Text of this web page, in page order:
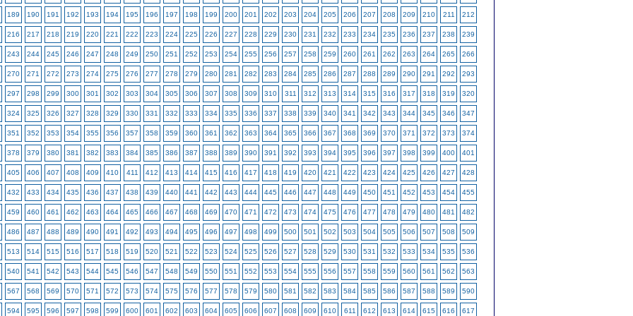
189 190 191 192 193 194 195 196 197 198 199 200 201 202 203 204 205 206 207 208 209 210 211 212
216 217 218 219 220 221 222 223 224 225 226 227 228 229 230 231 232 233 234 235 236 237 238 239
243 244 245 246 247 248 249 250 251 252 253 254 255 256 257 258 259 260 261 262 263 264 265 266
270 271 272 273 274 275 276 277 278 279 280 281 282 283 284 285 286 287 288 289 290 291 292 293
297 298 299 300 301 302 303 304 305 306 307 308 309 310 311 312 313 314 315 316 317 318 319 320
324 325 326 327 328 329 330 331 332 333 334 335 336 337 338 339 340 341 342 343 344 345 346 347
351 352 353 354 355 356 357 358 359 360 361 362 363 364 365 366 367 368 369 370 371 372 373 374
378 379 380 381 382 383 384 385 386 387 388 389 390 391 392 393 394 395 396 397 398 399 400 401
405 406 407 408 409 410 411 412 413 414 415 416 417 418 419 420 421 422 423 424 425 426 427 428
432 433 434 435 436 437 438 439 440 441 442 443 444 445 446 447 448 449 450 451 452 453 454 455
459 460 461 462 463 464 465 466 467 468 469 470 471 472 473 474 475 476 477 478 479 480 481 482
486 487 488 489 490 491 492 493 494 495 496 497 498 499 500 501 502 503 504 505 506 507 508 509
513 514 515 516 517 518 519 520 521 522 523 524 525 526 527 528 529 530 531 532 533 534 535 536
540 541 542 543 544 545 546 547 548 549 550 551 552 553 554 555 556 557 558 559 560 561 562 563
567 568 569 570 571 572 573 574 575 576 577 578 579 580 581 582 583 584 585 586 587 588 589 590
594 595 596 597 598 599 600 601 602 603 604 605 606 607 608 609 610 611 612 613 614 615 616 617